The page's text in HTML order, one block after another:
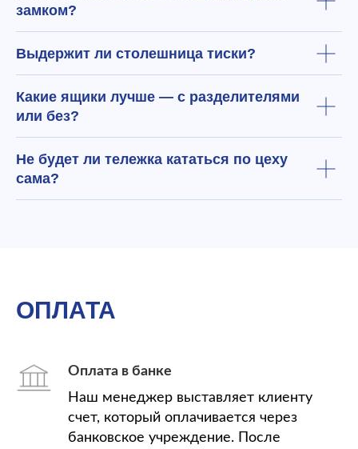
замком?
Выдержит ли столешница тиски?
Какие ящики лучше — с разделителями
или без?
Не будет ли тележка кататься по цеху
сама?
ОПЛАТА
Оплата в банке
Наш менеджер выставляет клиенту
счет, который оплачивается через
банковское учреждение. После